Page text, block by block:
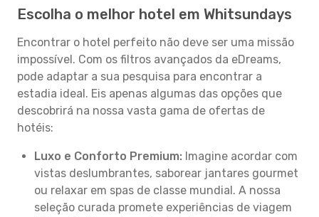
Escolha o melhor hotel em Whitsundays
Encontrar o hotel perfeito não deve ser uma missão
impossível. Com os filtros avançados da eDreams,
pode adaptar a sua pesquisa para encontrar a
estadia ideal. Eis apenas algumas das opções que
descobrirá na nossa vasta gama de ofertas de
hotéis:
Luxo e Conforto Premium: Imagine acordar com
vistas deslumbrantes, saborear jantares gourmet
ou relaxar em spas de classe mundial. A nossa
seleção curada promete experiências de viagem